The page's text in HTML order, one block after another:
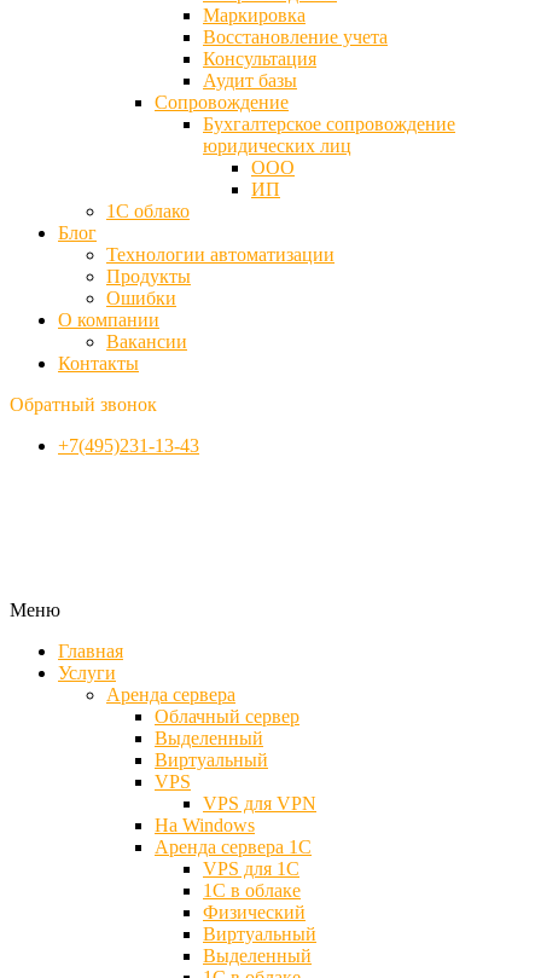
Маркировка
Восстановление учета
Консультация
Аудит базы
Cопровождение
Бухгалтерское сопровождение
юридических лиц
ООО
ИП
1С облако
Блог
Технологии автоматизации
Продукты
Ошибки
О компании
Вакансии
Контакты
Обратный звонок
+7(495)231-13-43
Меню
Главная
Услуги
Аренда сервера
Облачный сервер
Выделенный
Виртуальный
VPS
VPS для VPN
На Windows
Аренда сервера 1С
VPS для 1С
1С в облаке
Физический
Виртуальный
Выделенный